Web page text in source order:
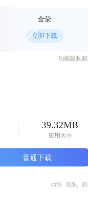
金荣
立即下载
功能隐私
39.32MB
应用大小
普通下载
功能 隐私